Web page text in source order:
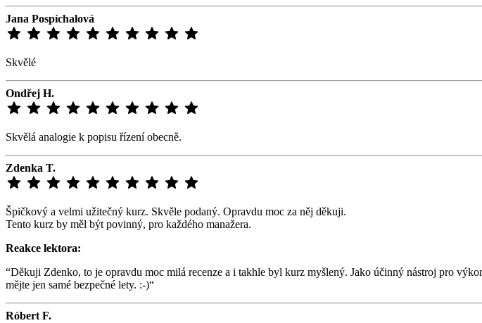
Jana Pospíchalová
Skvělé
Ondřej H.
Skvělá analogie k popisu řízení obecně.
Zdenka T.
Špičkový a velmi užitečný kurz. Skvěle podaný. Opravdu moc za něj děkuji.
Tento kurz by měl být povinný, pro každého manažera.
Reakce lektora:
“Děkuji Zdenko, to je opravdu moc milá recenze a i takhle byl kurz myšlený. Jako účinný nástroj pro
mějte jen samé bezpečné lety. :-)“
Róbert F.